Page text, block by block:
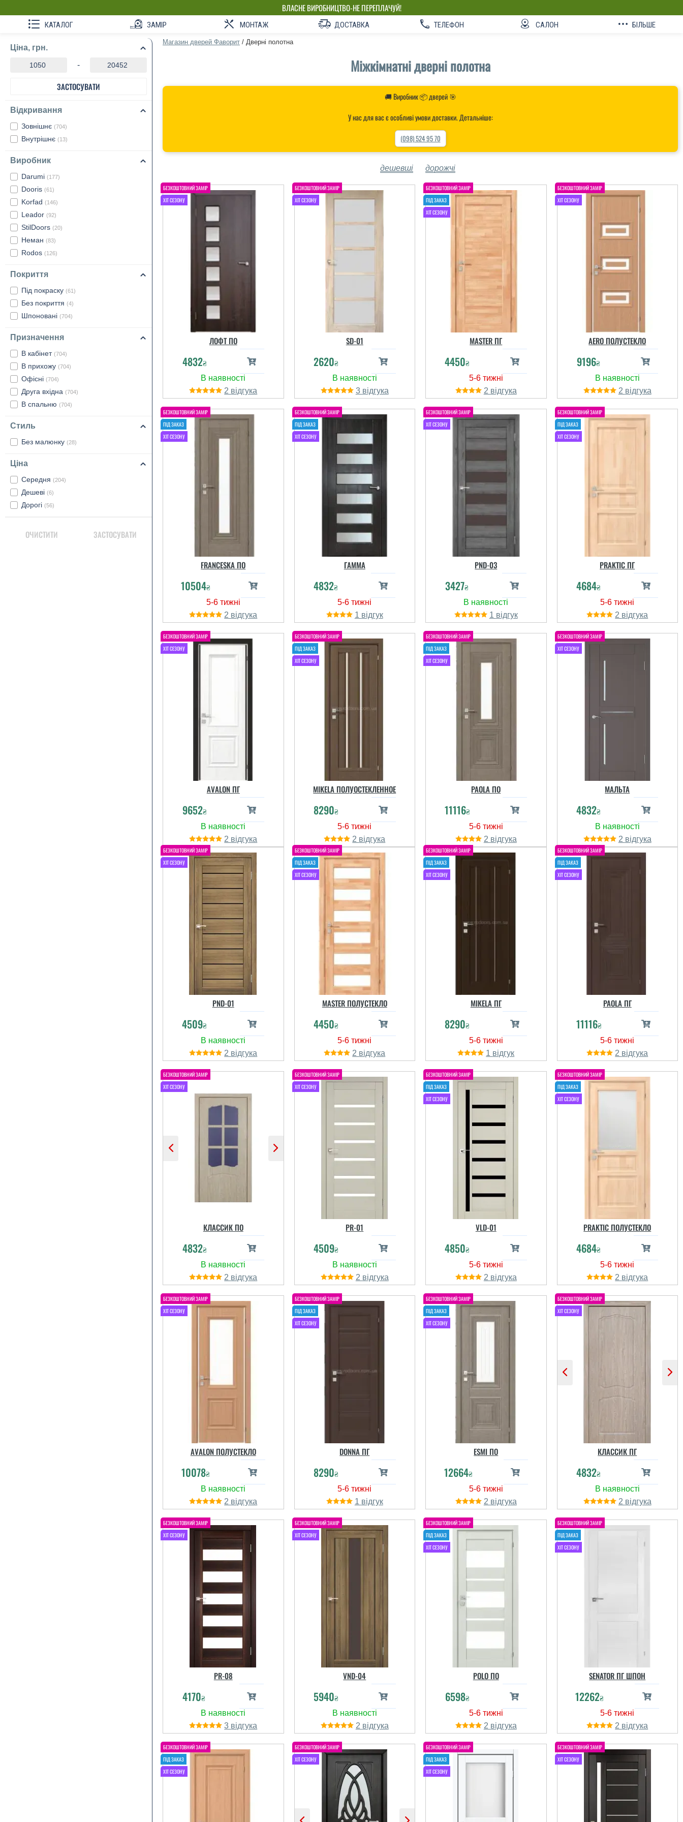
ВЛАСНЕ ВИРОБНИЦТВО-НЕ ПЕРЕПЛАЧУЙ!
КАТАЛОГ ЗАМІР МОНТАЖ ДОСТАВКА ТЕЛЕФОН САЛОН БІЛЬШЕ
Ціна, грн.
-
ЗАСТОСУВАТИ
Відкривання
Зовнішнє (704)
Внутрішнє (13)
Виробник
Darumi (177)
Dooris (61)
Korfad (146)
Leador (92)
StilDoors (20)
Неман (83)
Rodos (126)
Покриття
Під покраску (61)
Без покриття (4)
Шпоновані (704)
Призначення
В кабінет (704)
В прихожу (704)
Офісні (704)
Друга вхідна (704)
В спальню (704)
Стиль
Без малюнку (28)
Ціна
Середня (204)
Дешеві (6)
Дорогі (56)
ОЧИСТИТИ ЗАСТОСУВАТИ
Магазин дверей Фаворит / Дверні полотна
Міжкімнатні дверні полотна
🚚 Виробник 📦 дверей 🎯
У нас для вас є особливі умови доставки. Детальніше:
(098) 524 95 70
дешевші дорожчі
ЛОФТ ПО
4832₴
2
SD-01
2620₴
3
MASTER ПГ
4450₴
2
AERO ПОЛУСТЕКЛО
9196₴
2
FRANCESKA ПО
10504₴
2
ГАММА
4832₴
1
PND-03
3427₴
1
PRAKTIC ПГ
4684₴
2
AVALON ПГ
9652₴
2
MIKELA ПОЛУОСТЕКЛЕННОЕ
8290₴
2
PAOLA ПО
11116₴
2
МАЛЬТА
4832₴
2
PND-01
4509₴
2
MASTER ПОЛУСТЕКЛО
4450₴
2
MIKELA ПГ
8290₴
1
PAOLA ПГ
11116₴
2
читати всі відгуки
КЛАССИК ПО
4832₴
2
PR-01
4509₴
2
VLD-01
4850₴
2
PRAKTIC ПОЛУСТЕКЛО
4684₴
2
AVALON ПОЛУСТЕКЛО
10078₴
2
DONNA ПГ
8290₴
1
ESMI ПО
12664₴
2
читати всі відгуки
КЛАССИК ПГ
4832₴
2
PR-08
4170₴
3
VND-04
5940₴
2
POLO ПО
6598₴
2
SENATOR ПГ ШПОН
12262₴
2